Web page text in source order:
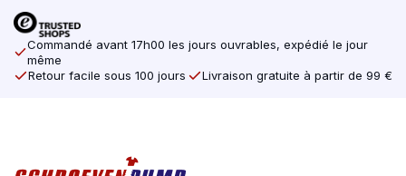
Commandé avant 17h00 les jours ouvrables, expédié le jour
même
Retour facile sous 100 jours
Livraison gratuite à partir de 99 €